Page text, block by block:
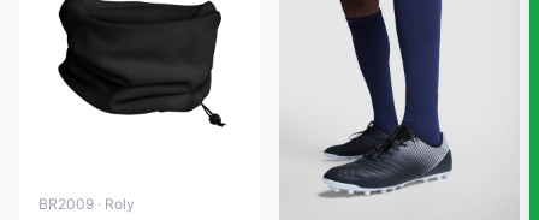
BR2009 · Roly